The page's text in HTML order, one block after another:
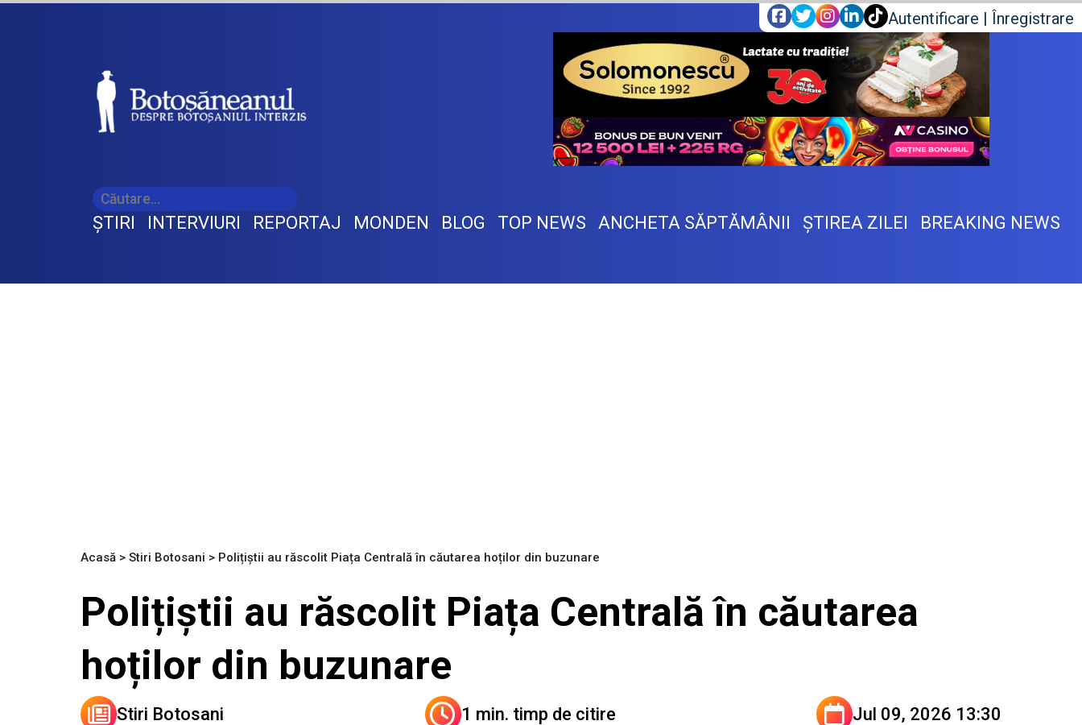
Autentificare | Înregistrare
ŞTIRI INTERVIURI REPORTAJ MONDEN BLOG TOP NEWS ANCHETA SĂPTĂMÂNII ŞTIREA ZILEI BREAKING NEWS
Acasă > Stiri Botosani > Polițiștii au răscolit Piața Centrală în căutarea hoților din buzunare
Polițiștii au răscolit Piața Centrală în căutarea
hoților din buzunare
Stiri Botosani 1 min. timp de citire Jul 09, 2026 13:30